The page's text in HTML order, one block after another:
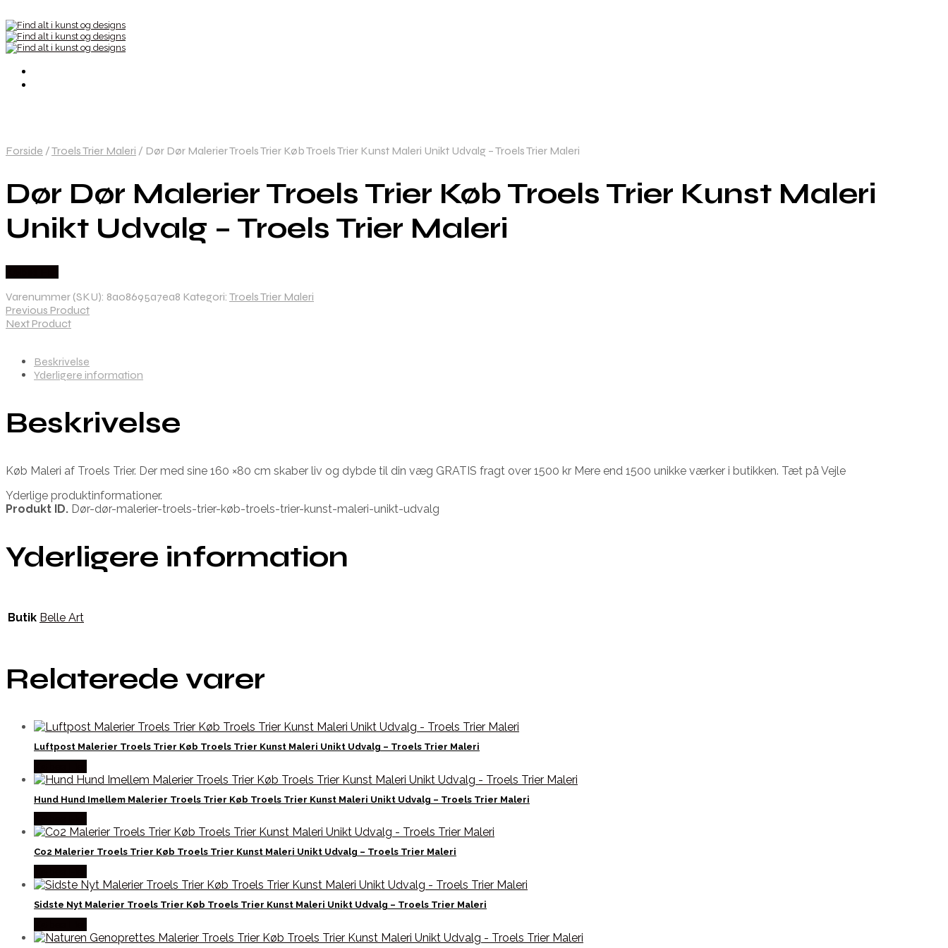
Forside /Troels Trier Maleri / Dør Dør Malerier Troels Trier Køb Troels Trier Kunst Maleri Unikt Udvalg – Troels Trier Maleri
Dør Dør Malerier Troels Trier Køb Troels Trier Kunst Maleri
Unikt Udvalg – Troels Trier Maleri
Varenummer (SKU): 8a08695a7ea8 Kategori: Troels Trier Maleri
Previous Product
Next Product
Beskrivelse
Yderligere information
Beskrivelse
Køb Maleri af Troels Trier. Der med sine 160 ×80 cm skaber liv og dybde til din væg GRATIS fragt over 1500 kr Mere end 1500 unikke værker i butikken. Tæt på Vejle
Yderlige produktinformationer.
Produkt ID. Dør-dør-malerier-troels-trier-køb-troels-trier-kunst-maleri-unikt-udvalg
Yderligere information
Butik Belle Art
Relaterede varer
Luftpost Malerier Troels Trier Køb Troels Trier Kunst Maleri Unikt Udvalg – Troels Trier Maleri
Hund Hund Imellem Malerier Troels Trier Køb Troels Trier Kunst Maleri Unikt Udvalg – Troels Trier Maleri
Co2 Malerier Troels Trier Køb Troels Trier Kunst Maleri Unikt Udvalg – Troels Trier Maleri
Sidste Nyt Malerier Troels Trier Køb Troels Trier Kunst Maleri Unikt Udvalg – Troels Trier Maleri